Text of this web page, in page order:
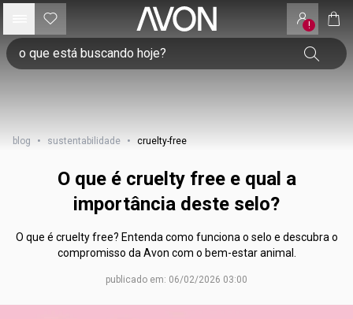
!
blog • sustentabilidade • cruelty-free
O que é cruelty free e qual a
importância deste selo?
O que é cruelty free? Entenda como funciona o selo e descubra o
compromisso da Avon com o bem-estar animal.
publicado em: 06/02/2026 03:00